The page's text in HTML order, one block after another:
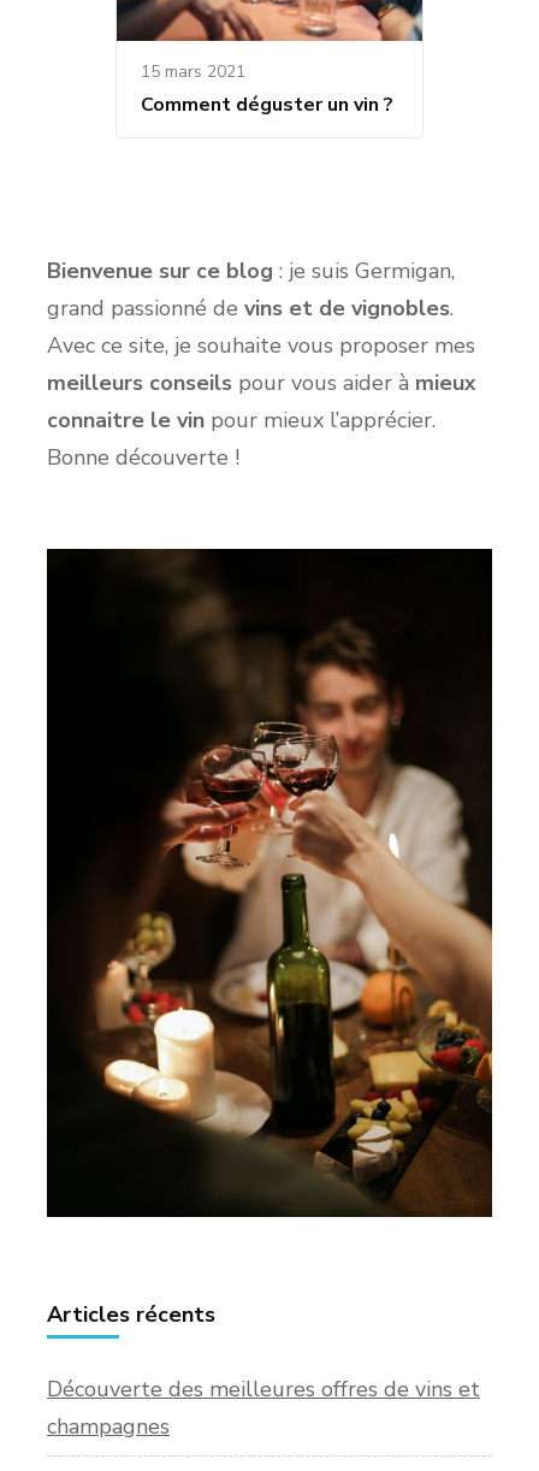
15 mars 2021
Comment déguster un vin ?
Bienvenue sur ce blog : je suis Germigan,
grand passionné de vins et de vignobles.
Avec ce site, je souhaite vous proposer mes
meilleurs conseils pour vous aider à mieux
connaitre le vin pour mieux l’apprécier.
Bonne découverte !
Articles récents
Découverte des meilleures offres de vins et
champagnes